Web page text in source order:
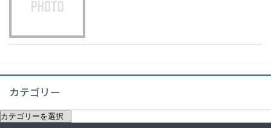
カテゴリー